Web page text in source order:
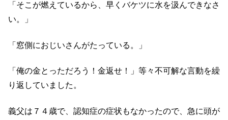
「そこが燃えているから、早くバケツに水を汲んできなさ
い。」
「窓側におじいさんがたっている。」
「俺の金とっただろう！金返せ！」等々不可解な言動を繰
り返していました。
義父は７４歳で、認知症の症状もなかったので、急に頭が